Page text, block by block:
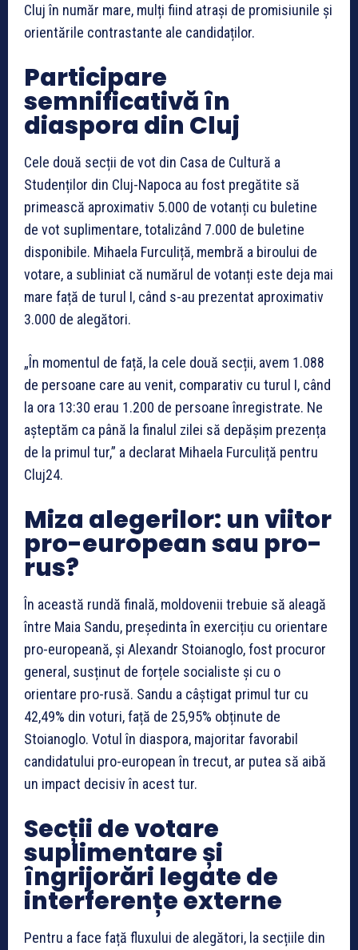
Cluj în număr mare, mulți fiind atrași de promisiunile și
orientările contrastante ale candidaților.
Participare
semnificativă în
diaspora din Cluj
Cele două secții de vot din Casa de Cultură a
Studenților din Cluj-Napoca au fost pregătite să
primească aproximativ 5.000 de votanți cu buletine
de vot suplimentare, totalizând 7.000 de buletine
disponibile. Mihaela Furculiță, membră a biroului de
votare, a subliniat că numărul de votanți este deja mai
mare față de turul I, când s-au prezentat aproximativ
3.000 de alegători.
„În momentul de față, la cele două secții, avem 1.088
de persoane care au venit, comparativ cu turul I, când
la ora 13:30 erau 1.200 de persoane înregistrate. Ne
așteptăm ca până la finalul zilei să depășim prezența
de la primul tur,” a declarat Mihaela Furculiță pentru
Cluj24.
Miza alegerilor: un viitor
pro-european sau pro-
rus?
În această rundă finală, moldovenii trebuie să aleagă
între Maia Sandu, președinta în exercițiu cu orientare
pro-europeană, și Alexandr Stoianoglo, fost procuror
general, susținut de forțele socialiste și cu o
orientare pro-rusă. Sandu a câștigat primul tur cu
42,49% din voturi, față de 25,95% obținute de
Stoianoglo. Votul în diaspora, majoritar favorabil
candidatului pro-european în trecut, ar putea să aibă
un impact decisiv în acest tur.
Secții de votare
suplimentare și
îngrijorări legate de
interferențe externe
Pentru a face față fluxului de alegători, la secțiile din